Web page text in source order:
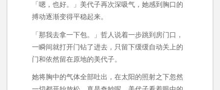
「嗯，也好。」美代子再次深吸气，她感到胸口的
搏动逐渐变得平稳起来。
「那我去拿一下包。」哲人说着一步跳到房门口，
一瞬间就打开门钻了进去，只留下缓缓自动关上的
门和依然留在原地的美代子。
她将胸中的气体全部吐出，在太阳的照射之下忽然